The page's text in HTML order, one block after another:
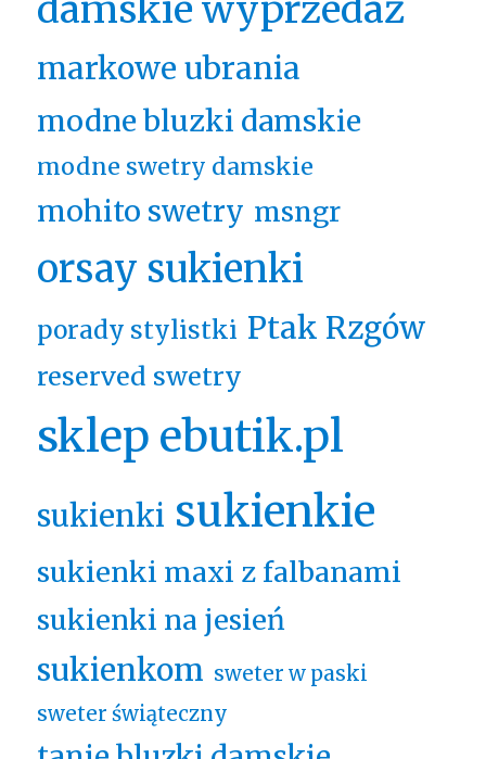
markowe ubrania
modne bluzki damskie
modne swetry damskie
mohito swetry msngr
orsay sukienki
porady stylistki Ptak Rzgów
reserved swetry
sklep ebutik.pl
sukienki sukienkie
sukienki maxi z falbanami
sukienki na jesień
sukienkom sweter w paski
sweter świąteczny